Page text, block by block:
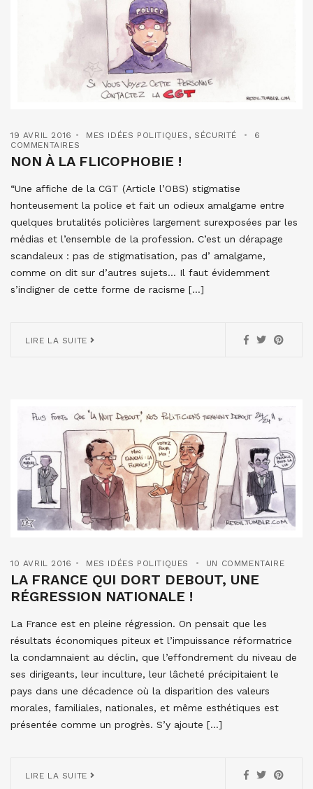
19 AVRIL 2016 MES IDÉES POLITIQUES , SÉCURITÉ
6
COMMENTAIRES
NON À LA FLICOPHOBIE !
“Une affiche de la CGT (Article l’OBS) stigmatise
honteusement la police et fait un odieux amalgame entre
quelques brutalités policières largement surexposées par les
médias et l’ensemble de la profession. C’est un dérapage
scandaleux : pas de stigmatisation, pas d’ amalgame,
comme on dit sur d’autres sujets… Il faut évidemment
s’indigner de cette forme de racisme […]
LIRE LA SUITE
10 AVRIL 2016 MES IDÉES POLITIQUES UN COMMENTAIRE
LA FRANCE QUI DORT DEBOUT, UNE
RÉGRESSION NATIONALE !
La France est en pleine régression. On pensait que les
résultats économiques piteux et l’impuissance réformatrice
la condamnaient au déclin, que l’effondrement du niveau de
ses dirigeants, leur inculture, leur lâcheté précipitaient le
pays dans une décadence où la disparition des valeurs
morales, familiales, nationales, et même esthétiques est
présentée comme un progrès. S’y ajoute […]
LIRE LA SUITE